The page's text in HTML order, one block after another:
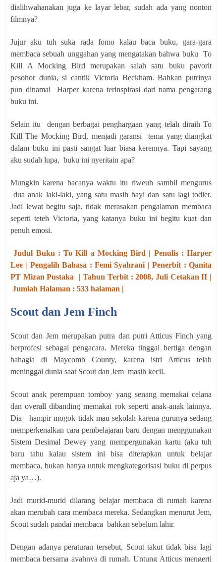
dialihwahanakan juga ke layar lebar, sudah ada yang nonton
filmnya?
Jujur aku tuh suka rada fomo kalau baca buku, gara-gara
membaca sebuah unggahan yang mengatakan bahwa buku
To
Kill A Mocking Bird merupakan salah satu buku pavorit
pesohor dunia, si cantik Victoria Beckham. Bahkan putrinya
pun dinamai
Harper karena terinspirasi dari nama pengarang
buku ini.
Selain itu
dengan berbagai penghargaan yang telah diraih To
Kill The Mocking Bird, menjadi garansi
tema yang diangkat
dalam buku ini pasti sangat luar biasa kerennya. Tapi sayang
aku sudah lupa, buku ini nyeritain apa?
Mungkin karena bacanya waktu itu riweuh sambil mengurus
dua anak laki-laki, yang satu masih bayi dan satu lagi todler.
Jadi lewat begitu saja, tidak merasakan pengalaman membaca
seperti teteh Victoria, yang katanya buku ini begitu kuat dan
penuh emosi.
Judul Buku : To Kill a Mocking Bird | Penulis : Harper
Lee | Pengalih Bahasa : Femi Syahrani | Penerbit : Qanita
PT Mizan Pustaka | Tahun Terbit : 2008, Juli Cetakan II |
Jumlah Halaman : 533 halaman |
Scout dan Jem Finch
Scout dan Jem merupakan putra dan putri Atticus Finch yang
berprofesi sebagai pengacara. Mereka tinggal bertiga dengan
bahagia di Maycomb County, karena istri Atticus telah
meninggal dunia saat Scout dan Jem masih kecil.
Scout anak perempuan tomboy yang senang memakai celana
dan overall dibanding memakai rok seperti anak-anak lainnya.
Dia
hampir mogok tidak mau sekolah karena gurunya sedang
memperkenalkan cara pembelajaran baru dengan menggunakan
Sistem Desimal Dewey yang mempergunakan kartu (aku tuh
baru tahu kalau sistem ini bisa diterapkan untuk belajar
membaca, bukan hanya untuk mengkategorisasi buku di perpus
aja ya…).
Jadi murid-murid dilarang belajar membaca di rumah karena
akan merubah cara membaca mereka. Sedangkan menurut Jem,
Scout sudah pandai membaca bahkan sebelum lahir.
Dengan adanya peraturan tersebut, Scout takut tidak bisa lagi
membaca bersama ayahnya di rumah. Untung Atticus mengerti